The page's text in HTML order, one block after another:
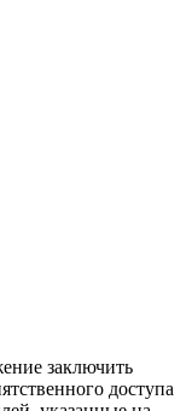
заключить
доступа